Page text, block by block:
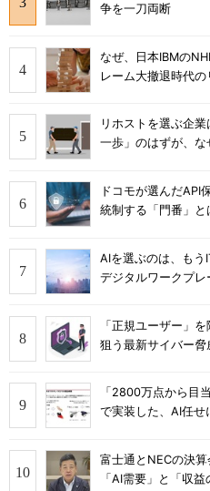
争を一刀両断
なぜ、日本IBMの
レーム大撤退時代
リホストを選ぶ企
一歩」のはずが、な
ドコモが選んだ
統制する「門番」と
AIを選ぶのは、も
デジタルワークプ
「正規ユーザー」
狙う最新サイバー脅
「2800万点から目
で実装した、AI任
富士通とNECの決
「AI需要」と「収益